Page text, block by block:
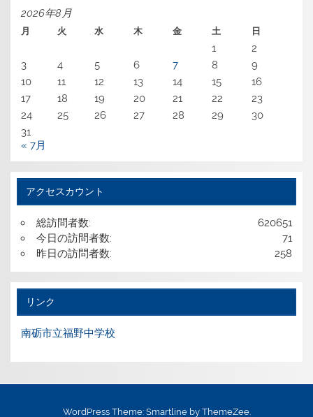
2026年8月
月 火 水 木 金 土 日
1
2
3
4 5 6 7 8
9
10
11 12 13 14 15
16
17
18 19 20 21 22
23
24
25 26 27 28 29
30
31
« 7月
アクセスカウント
620651
総訪問者数:
71
今日の訪問者数:
258
昨日の訪問者数:
リンク
南砺市立福野中学校
WordPress Theme: Smartline by ThemeZee.